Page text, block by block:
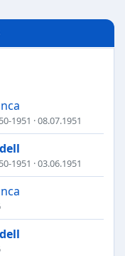
1951 · 08.07.1951
1951 · 03.06.1951